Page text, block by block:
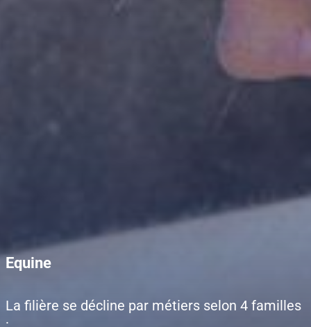
Equine
La filière se décline par métiers selon 4 familles